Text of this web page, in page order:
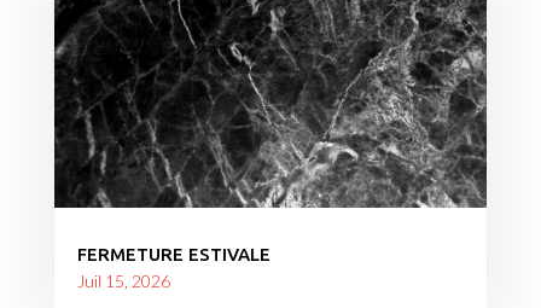
FERMETURE ESTIVALE
Juil 15, 2026